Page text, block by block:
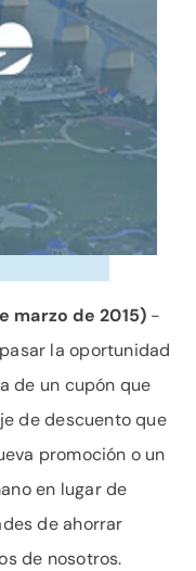
marzo de 2015) -
la oportunidad
de un cupón que
de descuento que
promoción o un
en lugar de
de ahorrar
de nosotros.